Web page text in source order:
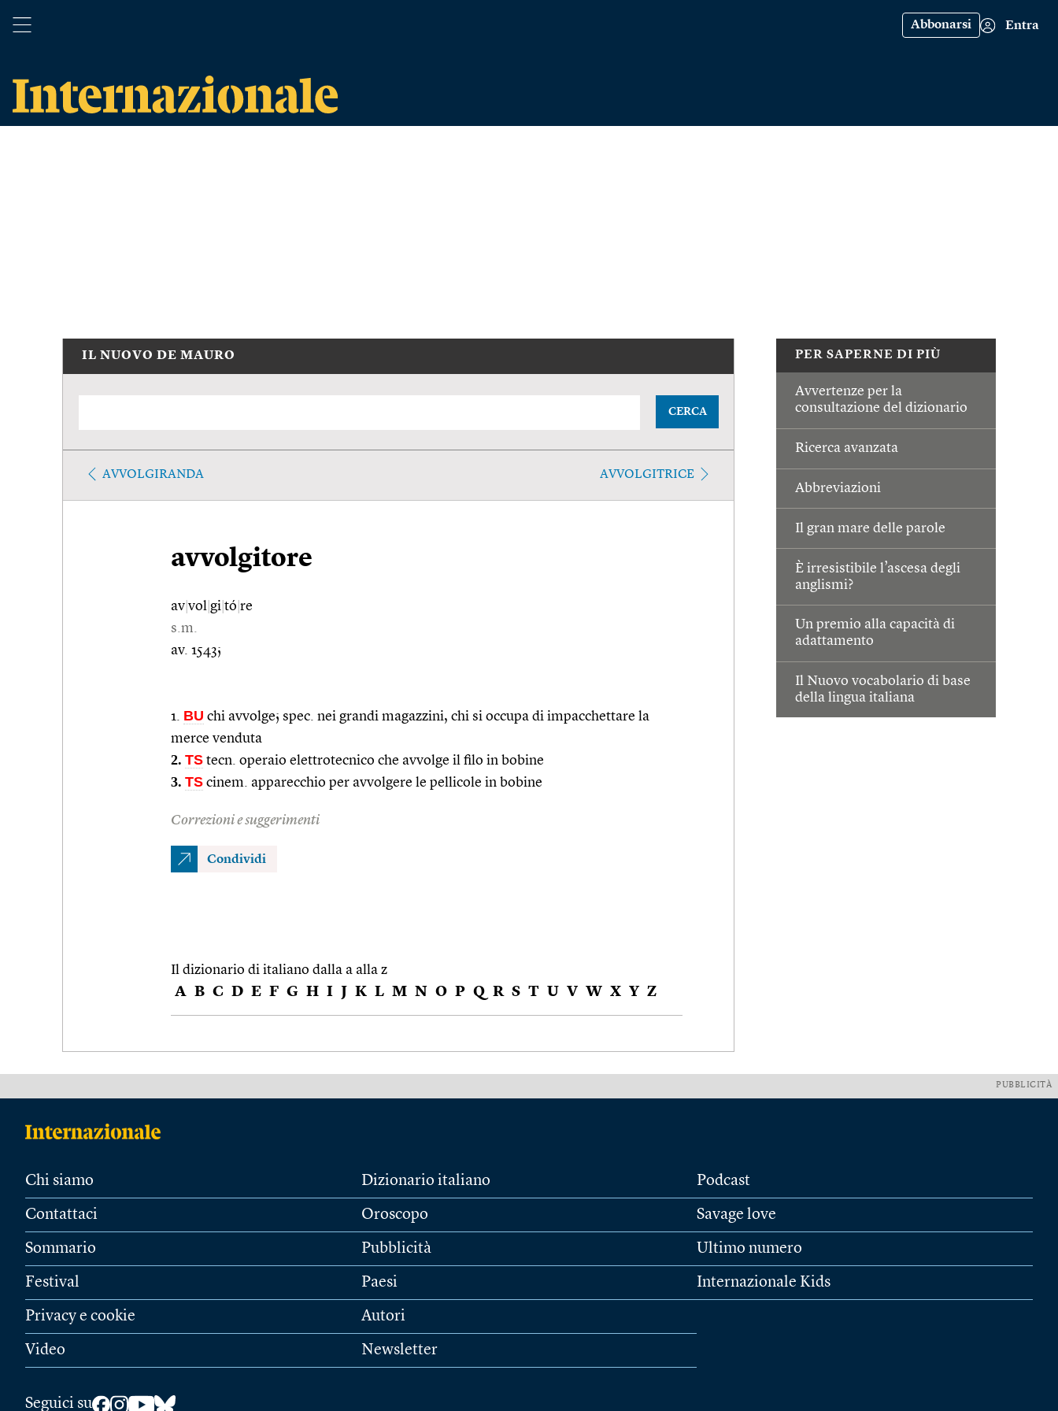
Abbonarsi Entra
PER SAPERNE DI PIÙ
Avvertenze per la
consultazione del dizionario
Ricerca avanzata
Abbreviazioni
Il gran mare delle parole
È irresistibile l’ascesa degli
anglismi?
Un premio alla capacità di
adattamento
Il Nuovo vocabolario di base
della lingua italiana
IL NUOVO DE MAURO
CERCA
AVVOLGIRANDA AVVOLGITRICE
avvolgitore
av vol gi tó re
s.m.
av. 1543;
1. BU chi avvolge; spec. nei grandi magazzini, chi si occupa di impacchettare la
merce venduta
2. TS tecn. operaio elettrotecnico che avvolge il filo in bobine
3. TS cinem. apparecchio per avvolgere le pellicole in bobine
Correzioni e suggerimenti
Condividi
Il dizionario di italiano dalla a alla z
A B C D E F G H I J K L M N O P Q R S T U V W X Y Z
PUBBLICITÀ
Chi siamo
Contattaci
Sommario
Festival
Privacy e cookie
Video
Dizionario italiano
Oroscopo
Pubblicità
Paesi
Autori
Newsletter
Podcast
Savage love
Ultimo numero
Internazionale Kids
Seguici su